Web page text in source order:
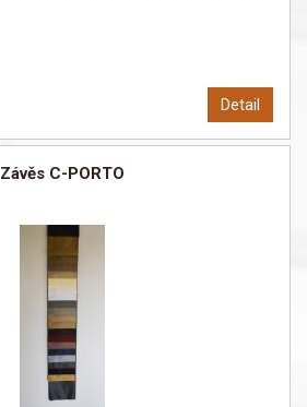
Detail
Závěs C-PORTO